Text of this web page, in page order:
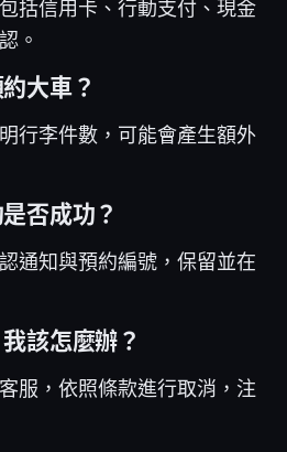
括信用卡、行動支付、現金
。
大車？
行李件數，可能會產生額外
否成功？
通知與預約編號，保留並在
該怎麼辦？
服，依照條款進行取消，注